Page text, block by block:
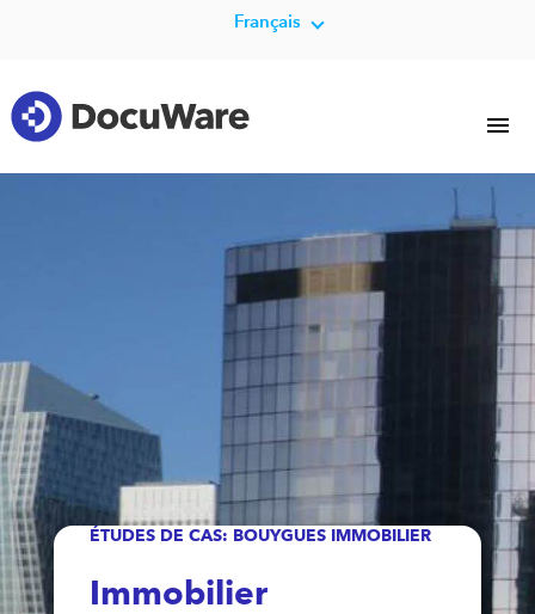
Français
ÉTUDES DE CAS: BOUYGUES IMMOBILIER
Immobilier